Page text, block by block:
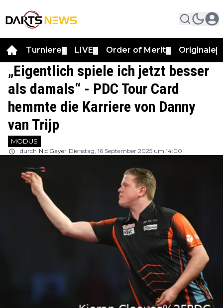
Turniere LIVE Order of Merit Originale
„Eigentlich spiele ich jetzt besser
als damals“ - PDC Tour Card
hemmte die Karriere von Danny
van Trijp
MODUS
durch Nic Gayer Dienstag, 16 September 2025 um 14:00